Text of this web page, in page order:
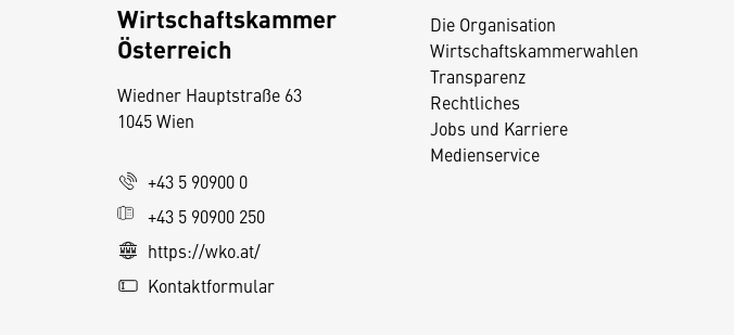
Die Organisation
Wirtschaftskammerwahlen
Transparenz
Rechtliches
Jobs und Karriere
Medienservice
Wirtschaftskammer
Österreich
Wiedner Hauptstraße 63
1045 Wien
+43 5 90900 0
+43 5 90900 250
https://wko.at/
Kontaktformular